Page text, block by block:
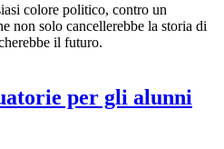
colore politico, contro un
non solo cancellerebbe la storia di
il futuro.
per gli alunni